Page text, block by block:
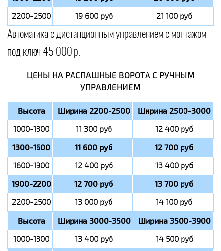
2200-2500 19 600 руб 21 100 руб
Автоматика с дистанционным управлением с монтажом
под ключ 45 000 р.
ЦЕНЫ НА РАСПАШНЫЕ ВОРОТА С РУЧНЫМ
УПРАВЛЕНИЕМ
Высота Ширина 2200-2500 Ширина 2500-3000
1000-1300 11 300 руб 12 400 руб
1300-1600 11 600 руб 12 700 руб
1600-1900 12 400 руб 13 400 руб
1900-2200 12 700 руб 13 700 руб
2200-2500 13 000 руб 14 100 руб
Высота Ширина 3000-3500 Ширина 3500-3900
1000-1300 13 400 руб 14 500 руб